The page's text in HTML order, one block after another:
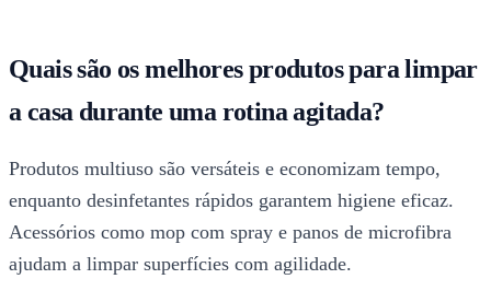
Quais são os melhores produtos para limpar
a casa durante uma rotina agitada?
Produtos multiuso são versáteis e economizam tempo,
enquanto desinfetantes rápidos garantem higiene eficaz.
Acessórios como mop com spray e panos de microfibra
ajudam a limpar superfícies com agilidade.